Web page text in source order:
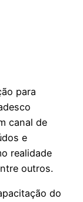
para
canal de
e
realidade
outros.
do